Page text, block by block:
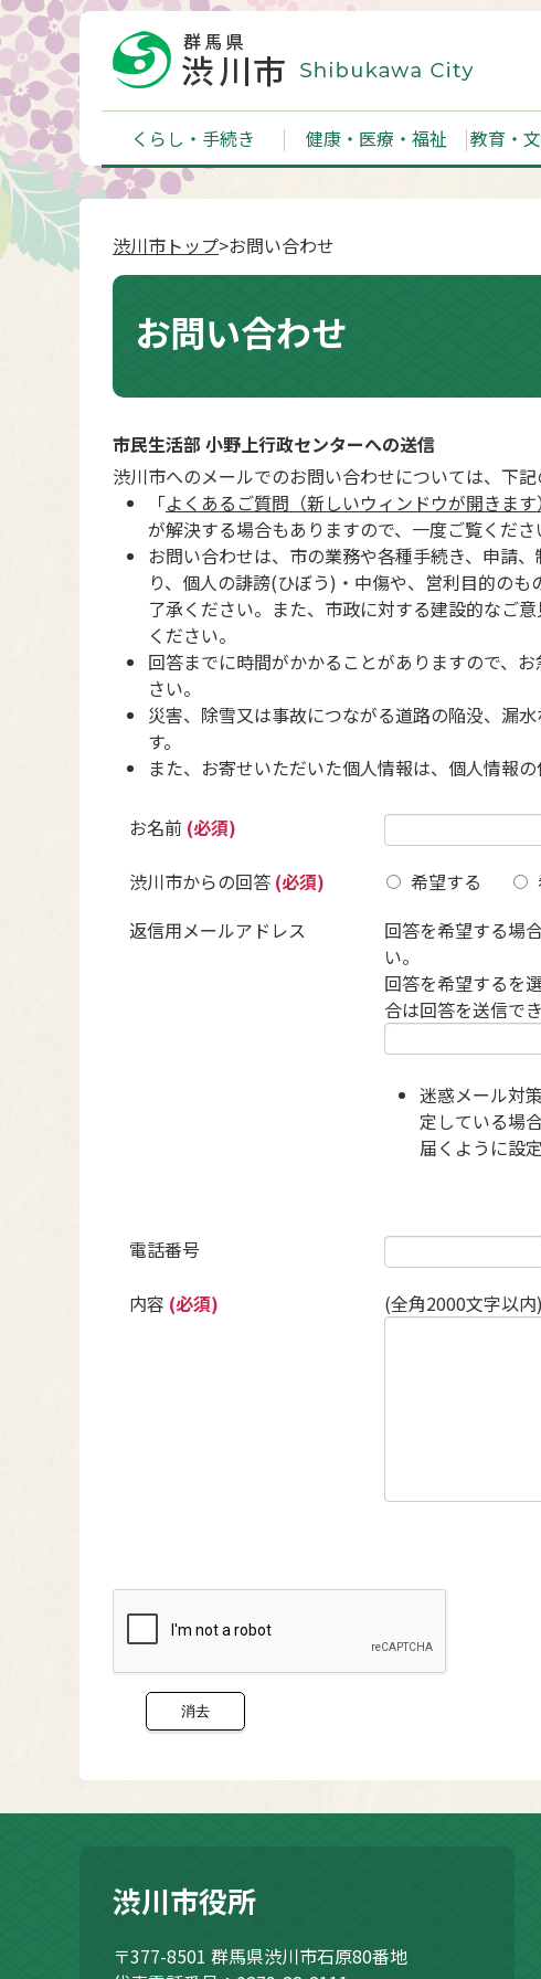
くらし・手続き 健康・医療・福祉 教育・
渋川市トップ>お問い合わせ
お問い合わせ
市民生活部 小野上行政センターへの送信
渋川市へのメールでのお問い合わせについては、下記
「よくあるご質問（新しいウィンドウが開きます）
が解決する場合もありますので、一度ご覧くださ
お問い合わせは、市の業務や各種手続き、申請
り、個人の誹謗(ひぼう)・中傷や、営利目的の
了承ください。また、市政に対する建設的なご
ください。
回答までに時間がかかることがありますので、
さい。
災害、除雪又は事故につながる道路の陥没、漏
す。
また、お寄せいただいた個人情報は、個人情報
お名前 (必須)
渋川市からの回答 (必須) 希望する
返信用メールアドレス
回答を希望する場
い。
回答を希望するを
合は回答を送信で
迷惑メール対
定している場
届くように設
電話番号
内容 (必須) (全角2000文字以内)
渋川市役所
〒377-8501 群馬県渋川市石原80番地